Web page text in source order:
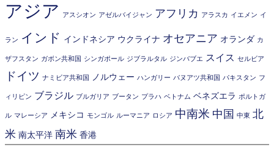
アジア アスシオン アゼルバイジャン アフリカ アラスカ イエメン イ
ラン インド インドネシア ウクライナ オセアニア オランダ カ
ザフスタン ガボン共和国 シンガポール ジブラルタル ジンバブエ スイス セルビア
ドイツ ナミビア共和国 ノルウェー ハンガリー バヌアツ共和国 パキスタン フ
ィリピン ブラジル ブルガリア ブータン プラハ ベトナム ベネズエラ ポルトガ
ル マレーシア メキシコ モンゴル ルーマニア ロシア 中南米 中国 中東 北
米 南太平洋 南米 香港